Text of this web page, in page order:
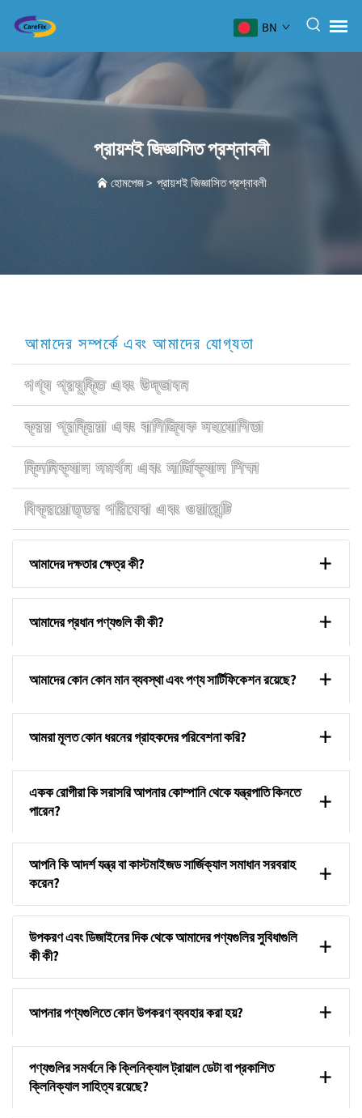
BN
প্রায়শই জিজ্ঞাসিত প্রশ্নাবলী
হোমপেজ> প্রায়শই জিজ্ঞাসিত প্রশ্নাবলী
আমাদের সম্পর্কে এবং আমাদের যোগ্যতা
পণ্য প্রযুক্তি এবং উদ্ভাবন
ক্রয় প্রক্রিয়া এবং বাণিজ্যিক সহযোগিতা
ক্লিনিক্যাল সমর্থন এবং সার্জিক্যাল শিক্ষা
বিক্রয়োত্তর পরিষেবা এবং ওয়ারেন্টি
আমাদের দক্ষতার ক্ষেত্র কী?
আমাদের প্রধান পণ্যগুলি কী কী?
আমাদের কোন কোন মান ব্যবস্থা এবং পণ্য সার্টিফিকেশন রয়েছে?
আমরা মূলত কোন ধরনের গ্রাহকদের পরিবেশনা করি?
একক রোগীরা কি সরাসরি আপনার কোম্পানি থেকে যন্ত্রপাতি কিনতে
পারেন?
আপনি কি আদর্শ যন্ত্র বা কাস্টমাইজড সার্জিক্যাল সমাধান সরবরাহ
করেন?
উপকরণ এবং ডিজাইনের দিক থেকে আমাদের পণ্যগুলির সুবিধাগুলি
কী কী?
আপনার পণ্যগুলিতে কোন উপকরণ ব্যবহার করা হয়?
পণ্যগুলির সমর্থনে কি ক্লিনিক্যাল ট্রায়াল ডেটা বা প্রকাশিত
ক্লিনিক্যাল সাহিত্য রয়েছে?